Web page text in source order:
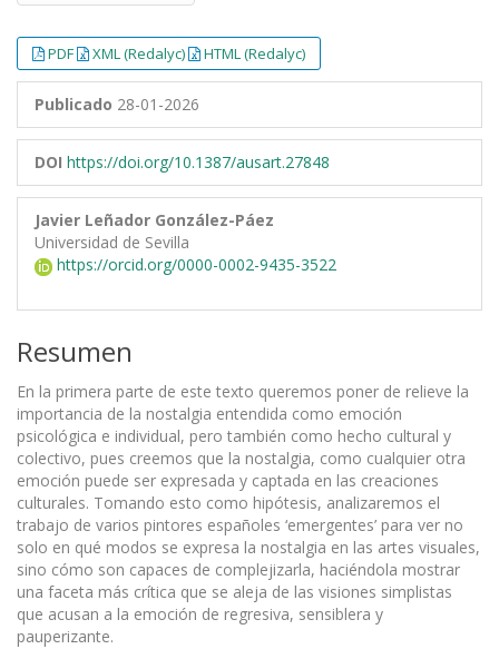
PDF XML (Redalyc) HTML (Redalyc)
Publicado 28-01-2026
DOI https://doi.org/10.1387/ausart.27848
Javier Leñador González-Páez
Universidad de Sevilla
https://orcid.org/0000-0002-9435-3522
Resumen
En la primera parte de este texto queremos poner de relieve la
importancia de la nostalgia entendida como emoción
psicológica e individual, pero también como hecho cultural y
colectivo, pues creemos que la nostalgia, como cualquier otra
emoción puede ser expresada y captada en las creaciones
culturales. Tomando esto como hipótesis, analizaremos el
trabajo de varios pintores españoles ‘emergentes’ para ver no
solo en qué modos se expresa la nostalgia en las artes visuales,
sino cómo son capaces de complejizarla, haciéndola mostrar
una faceta más crítica que se aleja de las visiones simplistas
que acusan a la emoción de regresiva, sensiblera y
pauperizante.